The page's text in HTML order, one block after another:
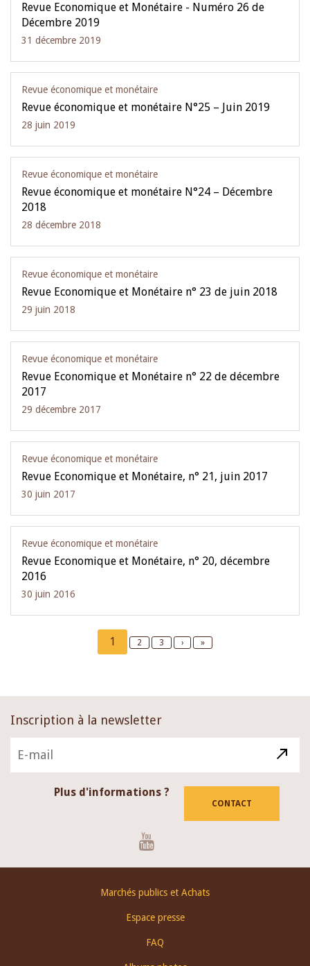
Revue Economique et Monétaire - Numéro 26 de
Décembre 2019
31 décembre 2019
Revue économique et monétaire
Revue économique et monétaire N°25 – Juin 2019
28 juin 2019
Revue économique et monétaire
Revue économique et monétaire N°24 – Décembre
2018
28 décembre 2018
Revue économique et monétaire
Revue Economique et Monétaire n° 23 de juin 2018
29 juin 2018
Revue économique et monétaire
Revue Economique et Monétaire n° 22 de décembre
2017
29 décembre 2017
Revue économique et monétaire
Revue Economique et Monétaire, n° 21, juin 2017
30 juin 2017
Revue économique et monétaire
Revue Economique et Monétaire, n° 20, décembre
2016
30 juin 2016
Current
page
1 Page
2 Page
3
Next
›
Last
»
Inscription à la newsletter
Plus d'informations ?
CONTACT
Marchés publics et Achats
Espace presse
FAQ